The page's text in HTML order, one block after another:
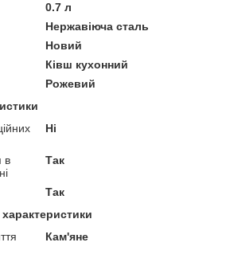
0.7 л
Нержавіюча сталь
Новий
Ківш кухонний
Рожевий
Ні
в
Так
Так
Кам'яне